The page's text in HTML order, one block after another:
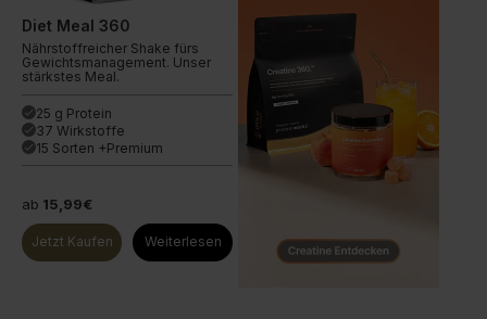
Diet Meal 360
Nährstoffreicher Shake fürs
Gewichtsmanagement. Unser
stärkstes Meal.
done 25 g Protein
done 37 Wirkstoffe
done 15 Sorten +Premium
ab 15,99€
Jetzt Kaufen Weiterlesen